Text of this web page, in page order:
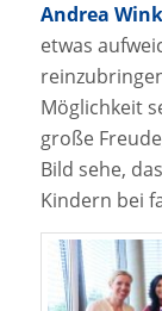
Andrea
etwas
Möglichkeit
große
Bild sehe,
Kindern bei